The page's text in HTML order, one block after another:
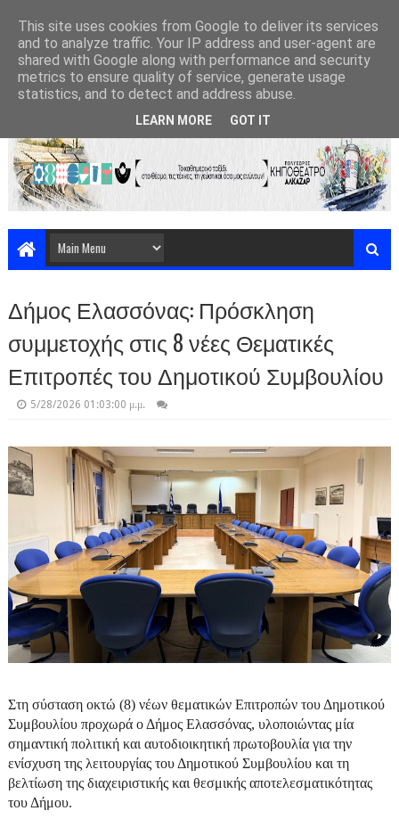
Δήμος Ελασσόνας: Πρόσκληση
συμμετοχής στις 8 νέες Θεματικές
Επιτροπές του Δημοτικού Συμβουλίου
5/28/2026 01:03:00 μ.μ.
Στη σύσταση οκτώ (8) νέων θεματικών Επιτροπών του Δημοτικού
Συμβουλίου προχωρά ο Δήμος Ελασσόνας, υλοποιώντας μία
σημαντική πολιτική και αυτοδιοικητική πρωτοβουλία για την
ενίσχυση της λειτουργίας του Δημοτικού Συμβουλίου και τη
βελτίωση της διαχειριστικής και θεσμικής αποτελεσματικότητας
του Δήμου.
This site uses cookies from Google to deliver its services
and to analyze traffic. Your IP address and user-agent are
shared with Google along with performance and security
metrics to ensure quality of service, generate usage
statistics, and to detect and address abuse.
LEARN MORE GOT IT